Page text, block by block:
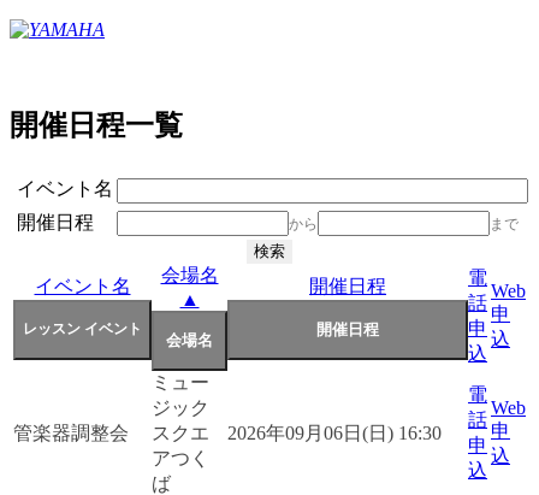
開催日程一覧
イベント名
開催日程
から まで
イベント名
会場名
▲
開催日程
電
話
申
込
Web
申
込
管楽器調整会
ミュー
ジック
スクエ
アつく
ば
2026年09月06日(日) 16:30
電
話
申
込
Web
申
込